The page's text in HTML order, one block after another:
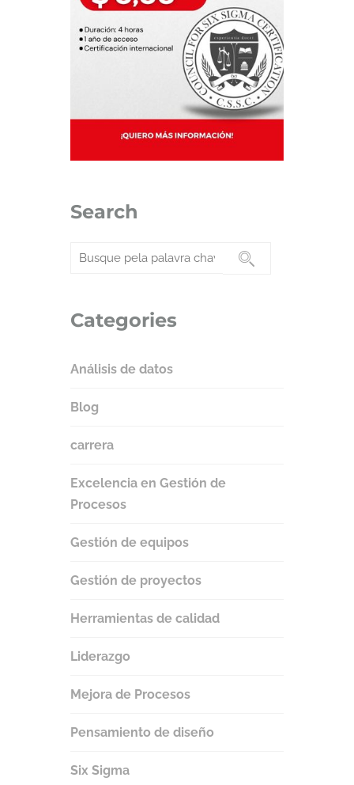
Search
Categories
Análisis de datos
Blog
carrera
Excelencia en Gestión de
Procesos
Gestión de equipos
Gestión de proyectos
Herramientas de calidad
Liderazgo
Mejora de Procesos
Pensamiento de diseño
Six Sigma